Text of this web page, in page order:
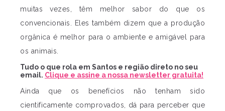
muitas vezes, têm melhor sabor do que os
convencionais.
Eles também dizem que a produção
orgânica é melhor para o ambiente e amigável para
os animais.
Tudo o que rola em Santos e região direto no seu
email. Clique e assine a nossa newsletter gratuita!
Ainda que os benefícios não tenham sido
cientificamente comprovados, dá para perceber que